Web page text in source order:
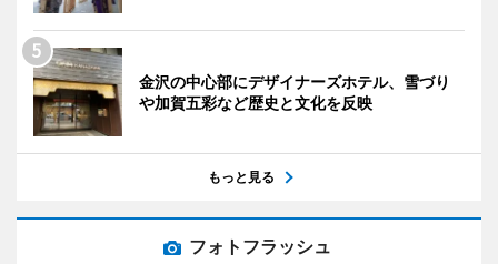
金沢の中心部にデザイナーズホテル、雪づり
や加賀五彩など歴史と文化を反映
もっと見る
フォトフラッシュ